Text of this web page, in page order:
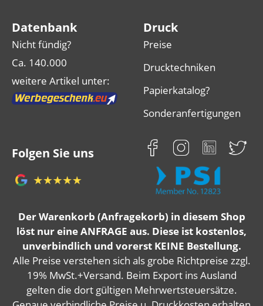
Datenbank
Nicht fündig?
Ca. 140.000
weitere Artikel unter:
Druck
Preise
Drucktechniken
Papierkatalog?
Sonderanfertigungen
Folgen Sie uns
Der Warenkorb (Anfragekorb) in diesem Shop
löst nur eine ANFRAGE aus. Diese ist kostenlos,
unverbindlich und vorerst KEINE Bestellung.
Alle Preise verstehen sich als grobe Richtpreise zzgl.
19% MwSt.+Versand. Beim Export ins Ausland
gelten die dort gültigen Mehrwertsteuersätze.